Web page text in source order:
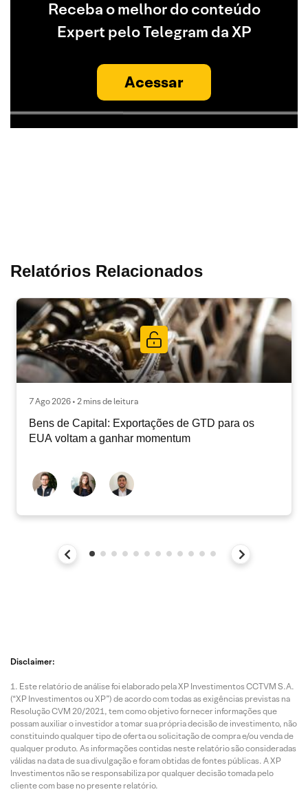
Receba o melhor do conteúdo
Expert pelo Telegram da XP
Acessar
Relatórios Relacionados
7 Ago 2026 • 2 mins de leitura
Bens de Capital: Exportações de GTD para os
EUA voltam a ganhar momentum
Disclaimer:
Este relatório de análise foi elaborado pela XP Investimentos CCTVM S.A.
(“XP Investimentos ou XP”) de acordo com todas as exigências previstas na
Resolução CVM 20/2021, tem como objetivo fornecer informações que
possam auxiliar o investidor a tomar sua própria decisão de investimento, não
constituindo qualquer tipo de oferta ou solicitação de compra e/ou venda de
qualquer produto. As informações contidas neste relatório são consideradas
válidas na data de sua divulgação e foram obtidas de fontes públicas. A XP
Investimentos não se responsabiliza por qualquer decisão tomada pelo
cliente com base no presente relatório.